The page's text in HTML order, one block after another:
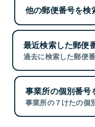
他の郵便番号を検
最近検索した郵便
過去に検索した郵便
事業所の個別番号
事業所の７けたの個